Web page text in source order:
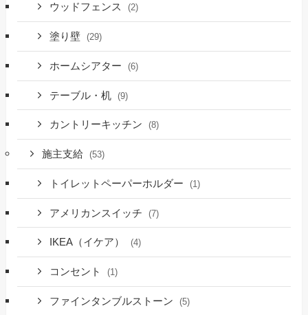
ウッドフェンス (2)
塗り壁 (29)
ホームシアター (6)
テーブル・机 (9)
カントリーキッチン (8)
施主支給 (53)
トイレットペーパーホルダー (1)
アメリカンスイッチ (7)
IKEA（イケア） (4)
コンセント (1)
ファインタンブルストーン (5)